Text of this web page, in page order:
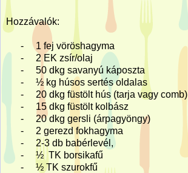
Hozzávalók:
-
1 fej vöröshagyma
-
2 EK zsír/olaj
-
50 dkg savanyú káposzta
-
½ kg húsos sertés oldalas
-
20 dkg füstölt hús (tarja vagy comb)
-
15 dkg füstölt kolbász
-
20 dkg gersli (árpagyöngy)
-
2 gerezd fokhagyma
-
2-3 db babérlevél,
-
½ TK borsikafű
-
½ TK szurokfű